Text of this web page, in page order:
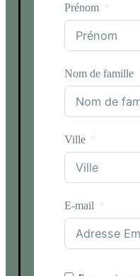
Prénom
Nom de famille
Ville
E-mail